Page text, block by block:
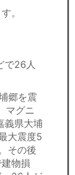
。
で26人
郷を震
マグニ
義県大埔
大震度5
その後
物損